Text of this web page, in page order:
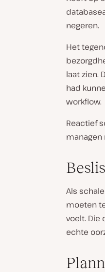
negeren.
Het
laat zien.
had
workflow.
Reactief
managen
Als
moeten
voelt. Die
echte